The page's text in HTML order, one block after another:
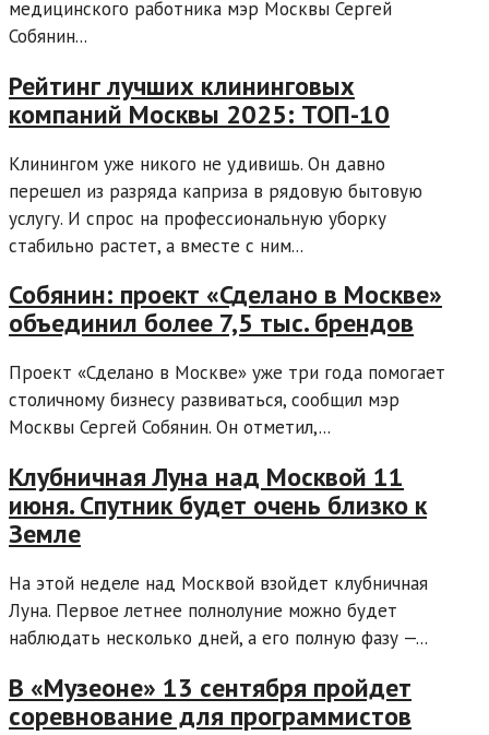
медицинского работника мэр Москвы Сергей
Собянин...
Рейтинг лучших клининговых
компаний Москвы 2025: ТОП-10
Клинингом уже никого не удивишь. Он давно
перешел из разряда каприза в рядовую бытовую
услугу. И спрос на профессиональную уборку
стабильно растет, а вместе с ним...
Собянин: проект «Сделано в Москве»
объединил более 7,5 тыс. брендов
Проект «Сделано в Москве» уже три года помогает
столичному бизнесу развиваться, сообщил мэр
Москвы Сергей Собянин. Он отметил,...
Клубничная Луна над Москвой 11
июня. Спутник будет очень близко к
Земле
На этой неделе над Москвой взойдет клубничная
Луна. Первое летнее полнолуние можно будет
наблюдать несколько дней, а его полную фазу —...
В «Музеоне» 13 сентября пройдет
соревнование для программистов